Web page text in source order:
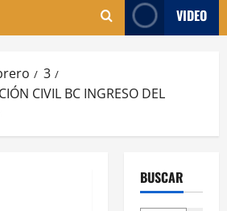
VIDEO
3
CIVIL BC INGRESO DEL
BUSCAR